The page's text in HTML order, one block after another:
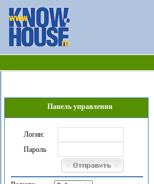
Панель управления
Логин:
Пароль